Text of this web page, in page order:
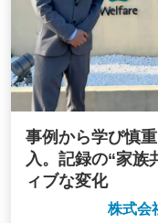
事例から学び慎
入。記録の“家族
ィブな変化
株式会